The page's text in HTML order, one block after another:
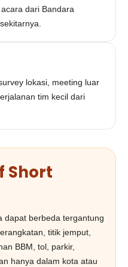
dari Bandara
lokasi, meeting luar
tim kecil dari
Short
dapat berbeda tergantung
titik jemput,
BBM, tol, parkir,
hanya dalam kota atau